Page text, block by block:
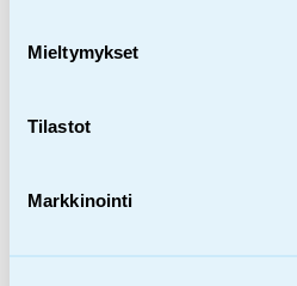
Mieltymykset
Tilastot
Markkinointi